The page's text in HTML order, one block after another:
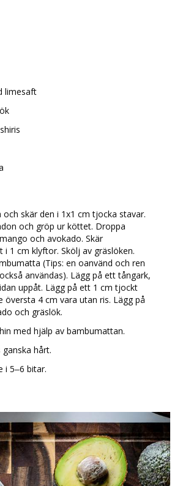
limesaft
och skär den i 1x1 cm tjocka stavar.
och gröp ur köttet. Droppa
och avokado. Skär
i 1 cm klyftor. Skölj av gräslöken.
(Tips: en oanvänd och ren
användas). Lägg på ett tångark,
uppåt. Lägg på ett 1 cm tjockt
översta 4 cm vara utan ris. Lägg på
och gräslök.
med hjälp av bambumattan.
ganska hårt.
i 5–6 bitar.